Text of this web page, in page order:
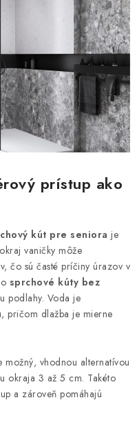
prístup ako
kút pre seniora je
vaničky môže
čo sú časté príčiny úrazov v
sprchové kúty bez
podlahy. Voda je
pričom dlažba je mierne
vhodnou alternatívou
okraja 3 až 5 cm. Takéto
a zároveň pomáhajú